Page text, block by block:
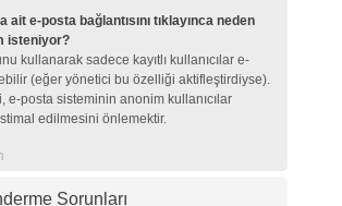
ait e-posta bağlantısını tıklayınca neden
isteniyor?
kullanarak sadece kayıtlı kullanıcılar e-
(eğer yönetici bu özelliği aktifleştirdiyse).
e-posta sisteminin anonim kullanıcılar
edilmesini önlemektir.
Sorunları